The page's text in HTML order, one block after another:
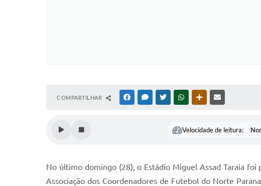
COMPARTILHAR FACEBOOKMESSENGER
TWITTERWHATSAPPOUTRAS MÍDIAS
Velocidade de leitura:
No último domingo (28), o Estádio Miguel Assad Taraia
Associação dos Coordenadores de Futebol do Norte